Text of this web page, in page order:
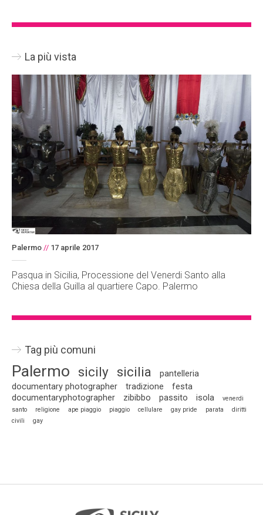
La più vista
Palermo // 17 aprile 2017
Pasqua in Sicilia, Processione del Venerdi Santo alla
Chiesa della Guilla al quartiere Capo. Palermo
Tag più comuni
Palermo sicily sicilia
pantelleria
documentary photographer
tradizione
festa
documentaryphotographer
zibibbo passito isola
venerdi
santo
religione ape piaggio piaggio cellulare gay pride parata
diritti
civili
gay